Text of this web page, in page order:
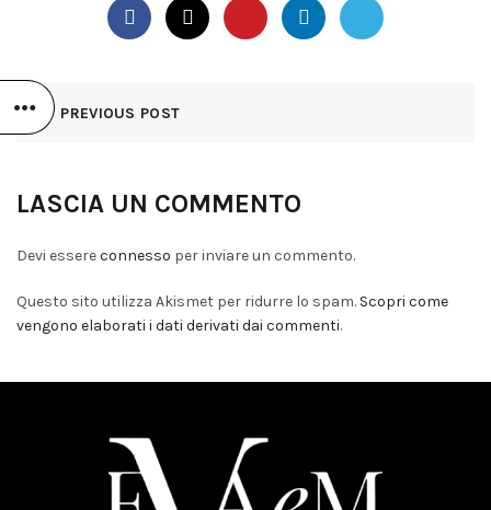
PREVIOUS POST
LASCIA UN COMMENTO
Devi essereconnesso per inviare un commento.
Questo sito utilizza Akismet per ridurre lo spam. Scopri come
vengono elaborati i dati derivati dai commenti.